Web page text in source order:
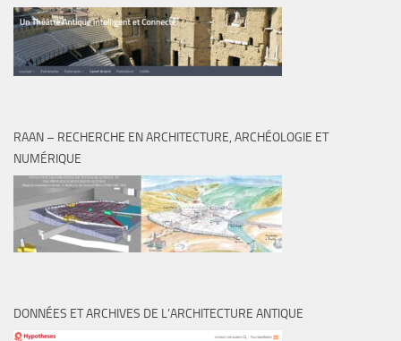
RAAN – RECHERCHE EN ARCHITECTURE, ARCHÉOLOGIE ET
NUMÉRIQUE
DONNÉES ET ARCHIVES DE L’ARCHITECTURE ANTIQUE